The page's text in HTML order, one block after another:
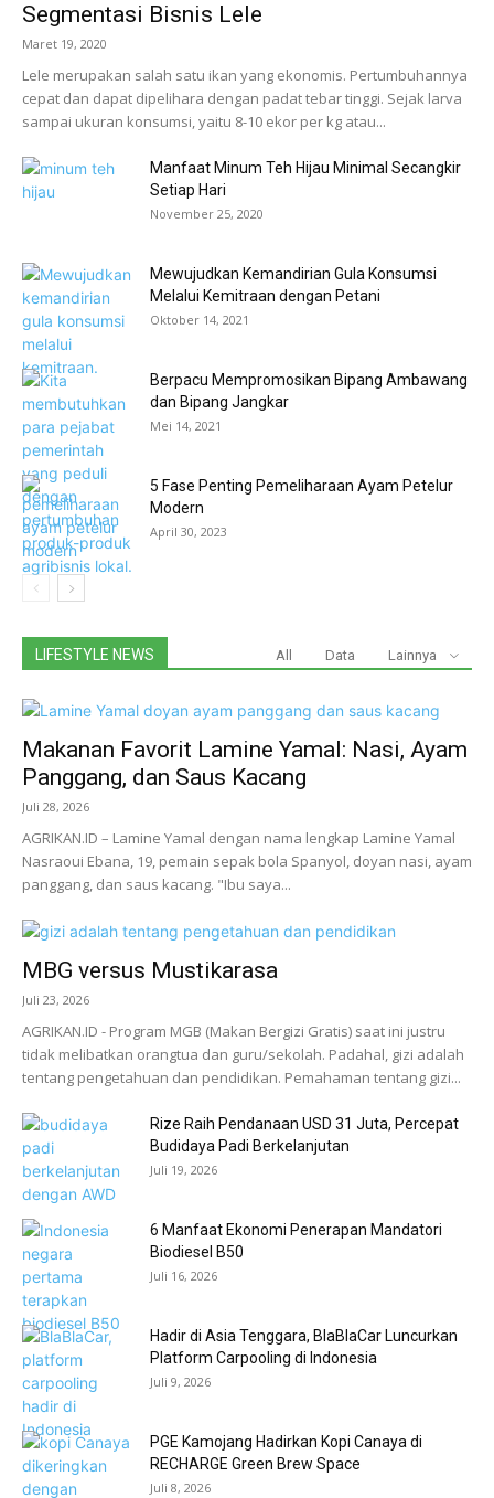
Segmentasi Bisnis Lele
Maret 19, 2020
Lele merupakan salah satu ikan yang ekonomis. Pertumbuhannya
cepat dan dapat dipelihara dengan padat tebar tinggi. Sejak larva
sampai ukuran konsumsi, yaitu 8-10 ekor per kg atau...
Manfaat Minum Teh Hijau Minimal Secangkir
Setiap Hari
November 25, 2020
Mewujudkan Kemandirian Gula Konsumsi
Melalui Kemitraan dengan Petani
Oktober 14, 2021
Berpacu Mempromosikan Bipang Ambawang
dan Bipang Jangkar
Mei 14, 2021
5 Fase Penting Pemeliharaan Ayam Petelur
Modern
April 30, 2023
LIFESTYLE NEWS All Data Lainnya
Makanan Favorit Lamine Yamal: Nasi, Ayam
Panggang, dan Saus Kacang
Juli 28, 2026
AGRIKAN.ID – Lamine Yamal dengan nama lengkap Lamine Yamal
Nasraoui Ebana, 19, pemain sepak bola Spanyol, doyan nasi, ayam
panggang, dan saus kacang. "Ibu saya...
MBG versus Mustikarasa
Juli 23, 2026
AGRIKAN.ID - Program MGB (Makan Bergizi Gratis) saat ini justru
tidak melibatkan orangtua dan guru/sekolah. Padahal, gizi adalah
tentang pengetahuan dan pendidikan. Pemahaman tentang gizi...
Rize Raih Pendanaan USD 31 Juta, Percepat
Budidaya Padi Berkelanjutan
Juli 19, 2026
6 Manfaat Ekonomi Penerapan Mandatori
Biodiesel B50
Juli 16, 2026
Hadir di Asia Tenggara, BlaBlaCar Luncurkan
Platform Carpooling di Indonesia
Juli 9, 2026
PGE Kamojang Hadirkan Kopi Canaya di
RECHARGE Green Brew Space
Juli 8, 2026